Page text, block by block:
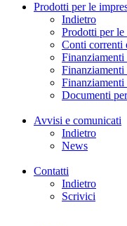
Prodotti per le
Indietro
Prodotti per le
Conti correnti
Finanziamenti
Finanziamenti
Documenti
Avvisi e comunicati
Indietro
News
Contatti
Indietro
Scrivici